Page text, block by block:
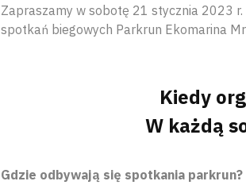
Zapraszamy w sobotę 21 stycznia 2023
spotkań biegowych Parkrun Ekomarina
Kiedy
W każdą
Gdzie odbywają się spotkania parkrun?